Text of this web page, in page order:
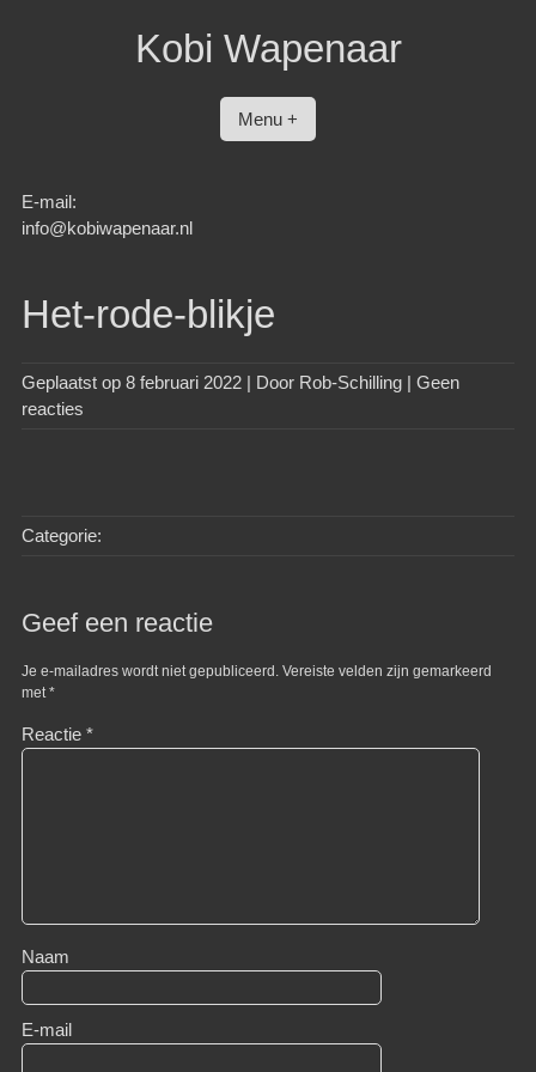
Kobi Wapenaar
Menu +
E-mail:
info@kobiwapenaar.nl
Het-rode-blikje
Geplaatst op 8 februari 2022| Door Rob-Schilling| Geen
reacties
Categorie:
Geef een reactie
Je e-mailadres wordt niet gepubliceerd. Vereiste velden zijn gemarkeerd
met*
Reactie *
Naam
E-mail